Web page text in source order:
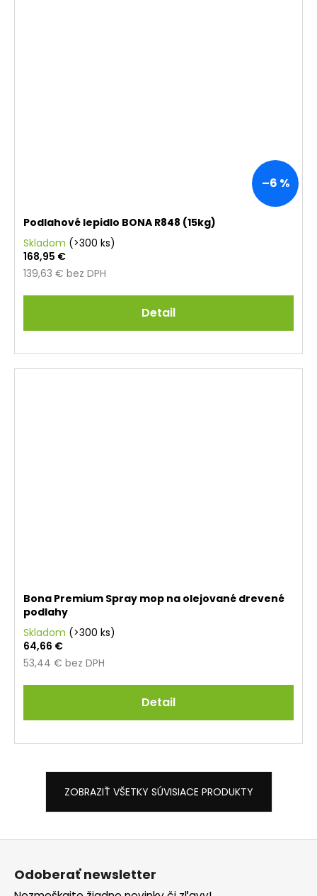
–6 %
Podlahové lepidlo BONA R848 (15kg)
Skladom (>300 ks)
139,63 € bez DPH
168,95 €
Detail
Bona Premium Spray mop na olejované drevené
podlahy
Skladom (>300 ks)
53,44 € bez DPH
64,66 €
Detail
ZOBRAZIŤ VŠETKY SÚVISIACE PRODUKTY
Odoberať newsletter